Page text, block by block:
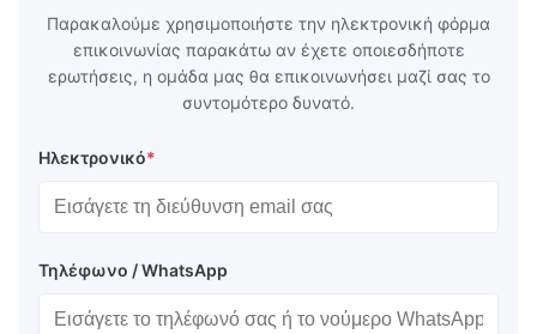
Παρακαλούμε χρησιμοποιήστε την ηλεκτρονική φόρμα
επικοινωνίας παρακάτω αν έχετε οποιεσδήποτε
ερωτήσεις, η ομάδα μας θα επικοινωνήσει μαζί σας το
συντομότερο δυνατό.
Ηλεκτρονικό*
Τηλέφωνο / WhatsApp